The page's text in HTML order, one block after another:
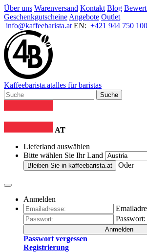
Über uns Warenversand Kontakt Blog
Geschenkgutscheine Angebote Outlet
info@kaffeebarista.at EN: +421 944 750 100
Kaffeebarista.atalles für baristas
Suche
AT
Lieferland auswählen
Bitte wählen Sie Ihr Land
Bleiben Sie in kaffeebarista.at Oder
Anmelden
Passwort:
Anmelden
Passwort vergessen
Registrierung